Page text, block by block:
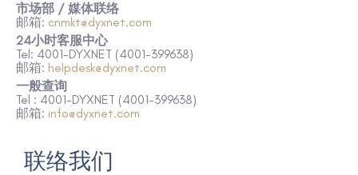
市场部 / 媒体联络
邮箱: cnmkt@dyxnet.com
24小时客服中心
Tel: 4001-DYXNET (4001-399638)
邮箱: helpdesk@dyxnet.com
一般查询
Tel : 4001-DYXNET (4001-399638)
邮箱: info@dyxnet.com
联络我们